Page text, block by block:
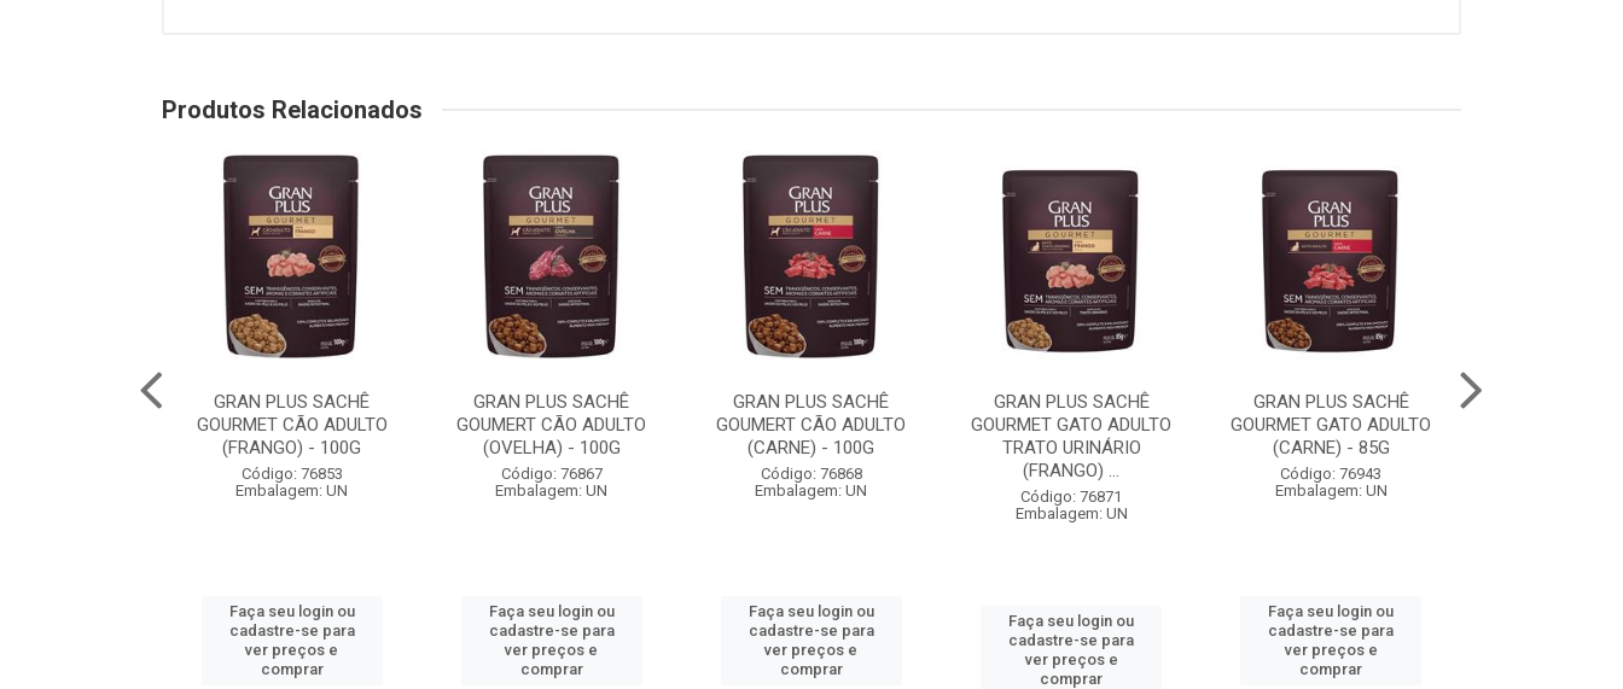
Produtos Relacionados
GRAN PLUS SACHÊ
GOURMET CÃO ADULTO
(FRANGO) - 100G
Código: 76853
Embalagem: UN
Faça seu login ou
cadastre-se para
ver preços e
comprar
GRAN PLUS SACHÊ
GOUMERT CÃO ADULTO
(OVELHA) - 100G
Código: 76867
Embalagem: UN
Faça seu login ou
cadastre-se para
ver preços e
comprar
GRAN PLUS SACHÊ
GOUMERT CÃO ADULTO
(CARNE) - 100G
Código: 76868
Embalagem: UN
Faça seu login ou
cadastre-se para
ver preços e
comprar
GRAN PLUS SACHÊ
GOURMET GATO ADULTO
TRATO URINÁRIO
(FRANGO) ...
Código: 76871
Embalagem: UN
Faça seu login ou
cadastre-se para
ver preços e
comprar
GRAN PLUS SACHÊ
GOURMET GATO ADULTO
(CARNE) - 85G
Código: 76943
Embalagem: UN
Faça seu login ou
cadastre-se para
ver preços e
comprar